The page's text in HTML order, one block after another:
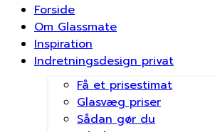
Forside
Om Glassmate
Inspiration
Indretningsdesign privat
Få et prisestimat
Glasvæg priser
Sådan gør du